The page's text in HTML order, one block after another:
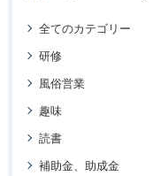
全てのカテゴリー
研修
風俗営業
趣味
読書
補助金、助成金